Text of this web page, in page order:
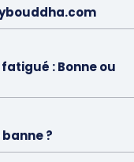
: Bonne ou
?